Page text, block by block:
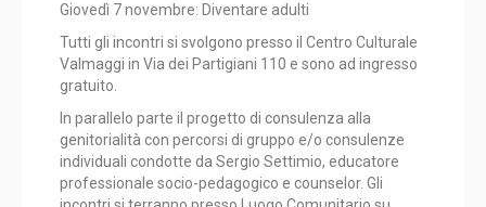
Giovedì 7 novembre: Diventare adulti
Tutti gli incontri si svolgono presso il Centro Culturale
Valmaggi in Via dei Partigiani 110 e sono ad ingresso
gratuito.
In parallelo parte il progetto di consulenza alla
genitorialità con percorsi di gruppo e/o consulenze
individuali condotte da Sergio Settimio, educatore
professionale socio-pedagogico e counselor. Gli